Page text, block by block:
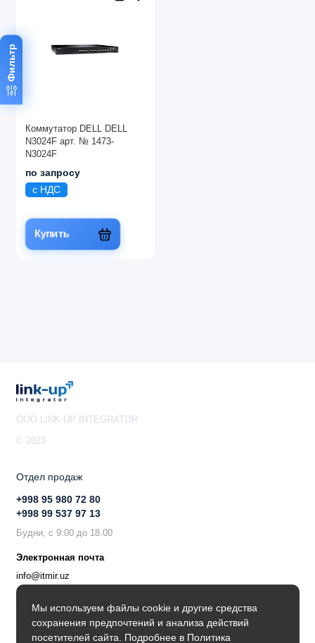
Фильтр
Коммутатор DELL DELL
N3024F арт. № 1473-
N3024F
по запросу
с НДС
Купить
Мы используем файлы cookie и другие средства
сохранения предпочтений и анализа действий
посетителей сайта. Подробнее в Политика
OOO LINK-UP INTEGRATOR
© 2023
Отдел продаж
+998 95 980 72 80
+998 99 537 97 13
Будни, с 9:00 до 18.00
Электронная почта
info@itmir.uz
Поддержка в мессенджере
Будьте в курсе наших новостей!